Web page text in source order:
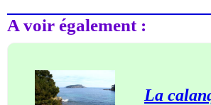
A voir également :
La